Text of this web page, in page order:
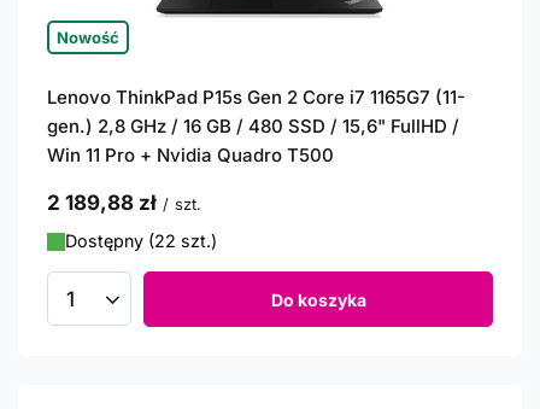
Nowość
Lenovo ThinkPad P15s Gen 2 Core i7 1165G7 (11-
gen.) 2,8 GHz / 16 GB / 480 SSD / 15,6" FullHD /
Win 11 Pro + Nvidia Quadro T500
2 189,88 zł / szt.
Dostępny (22 szt.)
Ilość produktów Do koszyka